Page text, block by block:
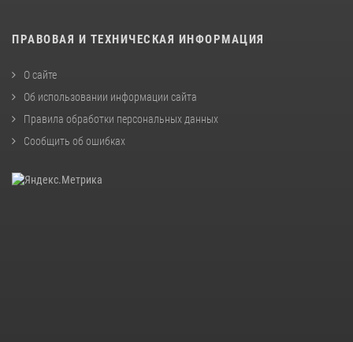
ПРАВОВАЯ И ТЕХНИЧЕСКАЯ ИНФОРМАЦИЯ
О сайте
Об использовании информации сайта
Правила обработки персональных данных
Сообщить об ошибках